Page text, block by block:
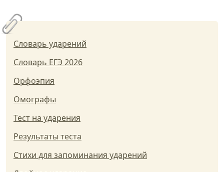
Словарь ударений
Словарь ЕГЭ 2026
Орфоэпия
Омографы
Тест на ударения
Результаты теста
Стихи для запоминания ударений